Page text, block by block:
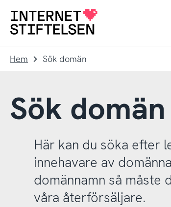
navigering
innehåll
Till
Hem Sök domän
Sök domän
Här kan du söka efter
innehavare av
domännamn så måste
våra återförsäljare.